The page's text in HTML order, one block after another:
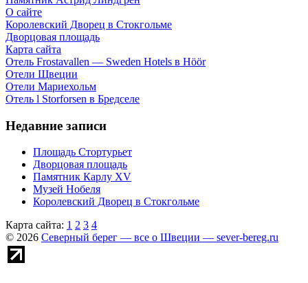
О сайте
Королевский Дворец в Стокгольме
Дворцовая площадь
Карта сайта
Отель Frostavallen — Sweden Hotels в Höör
Отели Щвеции
Отели Мариехольм
Отель l Storforsen в Бредселе
Недавние записи
Площадь Стортурьет
Дворцовая площадь
Памятник Карлу XV
Музей Нобеля
Королевский Дворец в Стокгольме
Карта сайта: 1 2 3 4
© 2026 Северный берег — все о Швеции — sever-bereg.ru